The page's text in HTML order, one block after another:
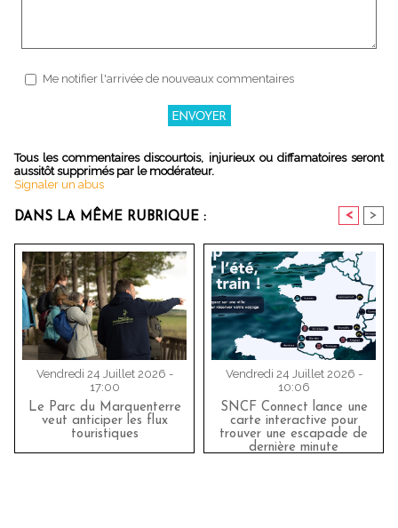
Me notifier l'arrivée de nouveaux commentaires
Tous les commentaires discourtois, injurieux ou diffamatoires seront
aussitôt supprimés par le modérateur.
Signaler un abus
DANS LA MÊME RUBRIQUE : < >
Vendredi 24 Juillet 2026 -
17:00
Le Parc du Marquenterre
veut anticiper les flux
touristiques
Vendredi 24 Juillet 2026 -
10:06
SNCF Connect lance une
carte interactive pour
trouver une escapade de
dernière minute